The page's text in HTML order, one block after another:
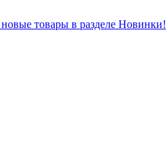
товары в разделе Новинки!